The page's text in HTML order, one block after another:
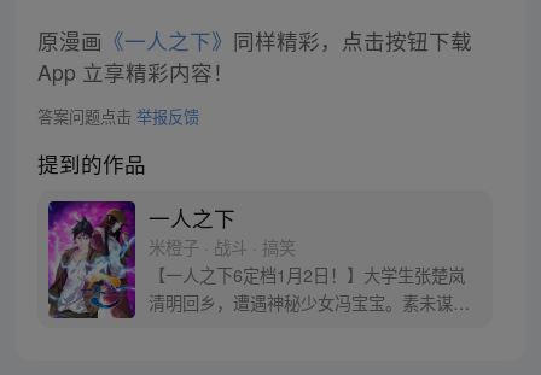
原漫画 《一人之下》 同样精彩，点击按钮下载
App 立享精彩内容！
答案问题点击 举报反馈
提到的作品
一人之下
米橙子 · 战斗 · 搞笑
【一人之下6定档1月2日！】大学生张楚岚
清明回乡，遭遇神秘少女冯宝宝。素未谋面